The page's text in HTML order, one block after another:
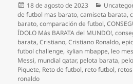
Publicado
el
18 de agosto de 2023
de futbol mas barato,camiseta barata,
barato,comparación de futbol,
ÍDOLO Más BARATA del MUNDO!,
barata,Cristiano,Cristiano Ronaldo,
futbol challenge, kylian mbappe, leo
Messi, mundial qatar, pelota barata,
Piquete, Reto de futbol, reto futbol,
ronaldo